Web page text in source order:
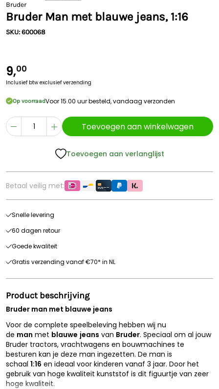
Bruder
Bruder Man met blauwe jeans, 1:16
SKU: 600068
9,00
Inclusief btw exclusief verzending
Op voorraadVoor 15.00 uur besteld, vandaag verzonden
Toevoegen aan winkelwagen
Toevoegen aan verlanglijst
Betaal veilig met:
Snelle levering
60 dagen retour
Goede kwaliteit
Gratis verzending vanaf €70* in NL
Product beschrijving
Bruder man met blauwe jeans
Voor de complete speelbeleving hebben wij nu
de man met blauwe jeans van Bruder. Speciaal om al jouw
Bruder tractors, vrachtwagens en bouwmachines te
besturen kan je deze man ingezetten. De man is
schaal 1:16 en ideaal voor kinderen vanaf 3 jaar. Door het
gebruik van hoge kwaliteit kunststof is dit figuurtje van zeer
hoge kwaliteit.